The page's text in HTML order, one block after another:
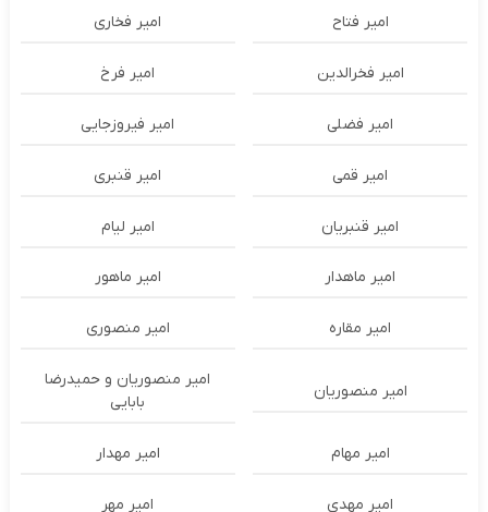
امیر فتاح امیر فخاری
امیر فخرالدین امیر فرخ
امیر فضلی امیر فیروزجایی
امیر قمی امیر قنبری
امیر قنبریان امیر لیام
امیر ماهدار امیر ماهور
امیر مقاره امیر منصوری
امیر منصوریان
امیر منصوریان و حمیدرضا
بابایی
امیر مهام امیر مهدار
امیر مهدی امیر مهر